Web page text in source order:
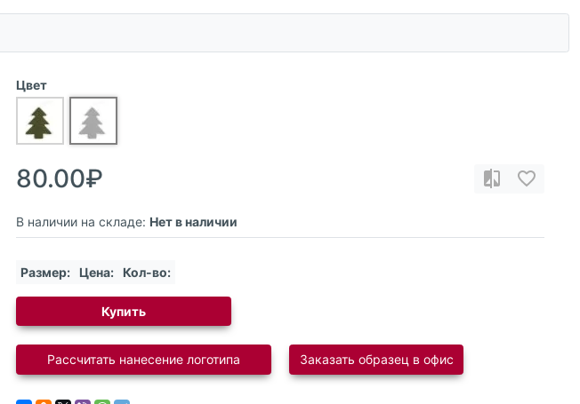
Цвет
80.00₽
В наличии на складе: Нет в наличии
Размер: Цена: Кол-во:
Купить
Рассчитать нанесение логотипа Заказать образец в офис